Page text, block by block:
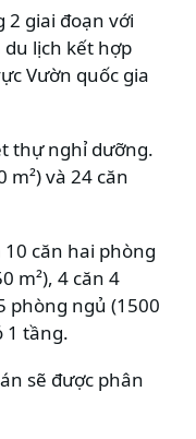
2 giai đoạn với
lịch kết hợp
Vườn quốc gia
thự nghỉ dưỡng.
m²) và 24 căn
căn hai phòng
m²), 4 căn 4
phòng ngủ (1500
1 tầng.
sẽ được phân